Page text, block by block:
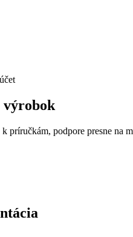
výrobok
príručkám, podpore presne na